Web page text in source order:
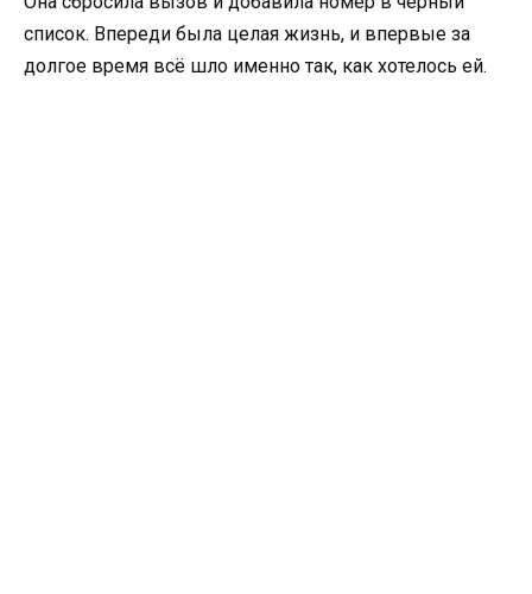
список. Впереди была целая жизнь, и впервые за
долгое время всё шло именно так, как хотелось ей.